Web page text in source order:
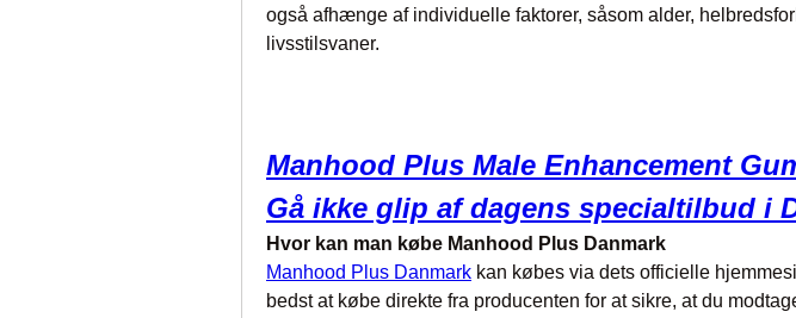
også afhænge af individuelle faktorer, såsom alder,
livsstilsvaner.
Manhood Plus Male Enhancement
Gå ikke glip af dagens specialtilbud i
Hvor kan man købe Manhood Plus Danmark
Manhood Plus Danmark kan købes via dets officielle
bedst at købe direkte fra producenten for at sikre, at du